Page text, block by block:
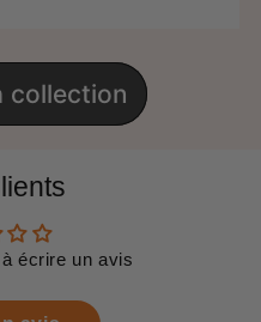
collection
écrire un avis